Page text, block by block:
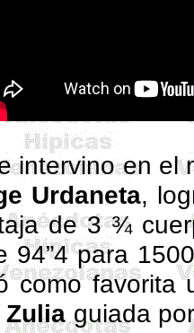
intervino en el
Urdaneta,
de 3 ¾
94”4 para
como
guiada